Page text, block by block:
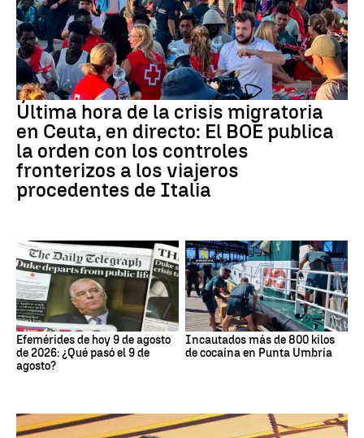
Última hora de la crisis migratoria
en Ceuta, en directo: El BOE publica
la orden con los controles
fronterizos a los viajeros
procedentes de Italia
Efemérides de hoy 9 de agosto
de 2026: ¿Qué pasó el 9 de
agosto?
Incautados más de 800 kilos
de cocaína en Punta Umbría